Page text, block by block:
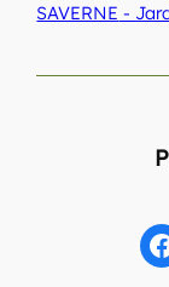
SAVERNE -